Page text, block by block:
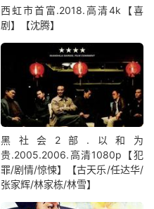
西虹市首富.2018.高清4k【喜
剧】【沈腾】
黑社会2部.以和为
贵.2005.2006.高清1080p【犯
罪/剧情/惊悚】【古天乐/任达华/
张家辉/林家栋/林雪】